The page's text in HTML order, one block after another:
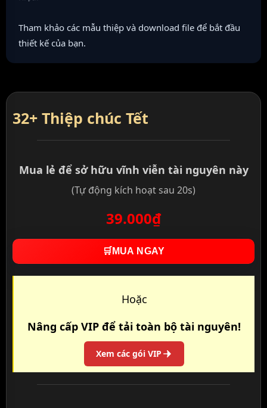
Tham khảo các mẫu thiệp và download file để bắt đầu
thiết kế của bạn.
32+ Thiệp chúc Tết
Mua lẻ để sở hữu vĩnh viễn tài nguyên này
(Tự động kích hoạt sau 20s)
39.000₫
🛒 MUA NGAY
Hoặc
Nâng cấp VIP để tải toàn bộ tài nguyên!
Xem các gói VIP